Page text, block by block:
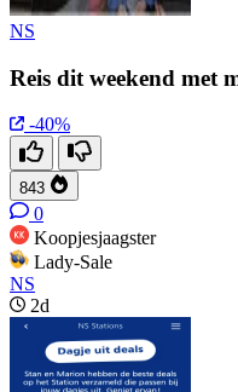
NS
Reis dit weekend met
-40%
843
0
Koopjesjaagster
Lady-Sale
NS
2d